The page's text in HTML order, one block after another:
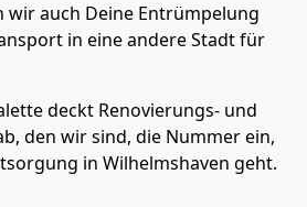
wir auch Deine Entrümpelung
in eine andere Stadt für
deckt Renovierungs- und
den wir sind, die Nummer ein,
in Wilhelmshaven geht.